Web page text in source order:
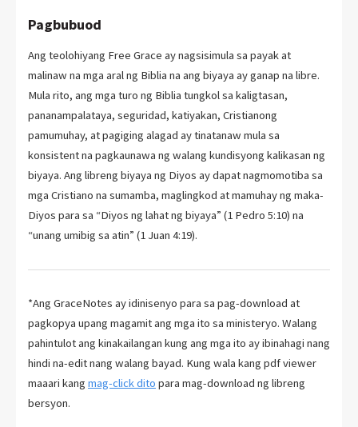
Pagbubuod
Ang teolohiyang Free Grace ay nagsisimula sa payak at
malinaw na mga aral ng Biblia na ang biyaya ay ganap na libre.
Mula rito, ang mga turo ng Biblia tungkol sa kaligtasan,
pananampalataya, seguridad, katiyakan, Cristianong
pamumuhay, at pagiging alagad ay tinatanaw mula sa
konsistent na pagkaunawa ng walang kundisyong kalikasan ng
biyaya. Ang libreng biyaya ng Diyos ay dapat nagmomotiba sa
mga Cristiano na sumamba, maglingkod at mamuhay ng maka-
Diyos para sa “Diyos ng lahat ng biyaya” (1 Pedro 5:10) na
“unang umibig sa atin” (1 Juan 4:19).
*Ang GraceNotes ay idinisenyo para sa pag-download at
pagkopya upang magamit ang mga ito sa ministeryo. Walang
pahintulot ang kinakailangan kung ang mga ito ay ibinahagi nang
hindi na-edit nang walang bayad. Kung wala kang pdf viewer
maaari kang mag-click dito para mag-download ng libreng
bersyon.